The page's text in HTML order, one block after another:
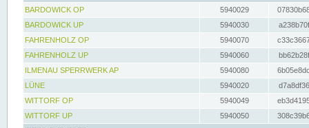
BARDOWICK OP
5940029
BARDOWICK UP
5940030
FAHRENHOLZ OP
5940070
FAHRENHOLZ UP
5940060
ILMENAU SPERRWERK AP
5940080
LÜNE
5940020
WITTORF OP
5940049
WITTORF UP
5940050